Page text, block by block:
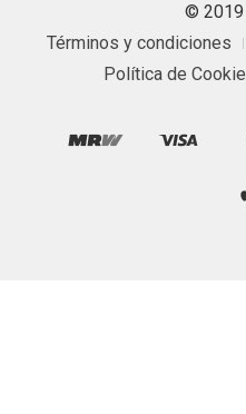
© 2019
Términos y condiciones
Política de